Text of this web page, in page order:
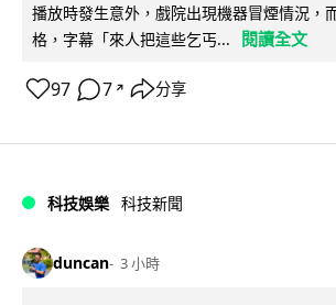
播放時發生意外，戲院出現機器冒煙情況，
格，字幕「來人把這些乞丐...
閱讀全文
97 7 ↗ 分享
科技娛樂 科技新聞
duncan 3 小時